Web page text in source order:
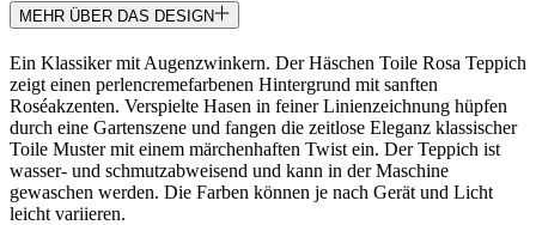
MEHR ÜBER DAS DESIGN
Ein Klassiker mit Augenzwinkern. Der Häschen Toile Rosa Teppich
zeigt einen perlencremefarbenen Hintergrund mit sanften
Roséakzenten. Verspielte Hasen in feiner Linienzeichnung hüpfen
durch eine Gartenszene und fangen die zeitlose Eleganz klassischer
Toile Muster mit einem märchenhaften Twist ein. Der Teppich ist
wasser- und schmutzabweisend und kann in der Maschine
gewaschen werden. Die Farben können je nach Gerät und Licht
leicht variieren.